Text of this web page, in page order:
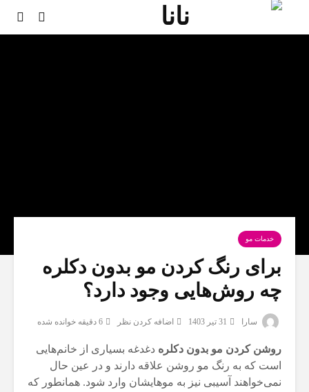
خدمات مو
برای رنگ کردن مو بدون دکلره
چه روش‌هایی وجود دارد؟
سارا 31 تیر 1403 اضافه کردن نظر 6 دقیقه خوانده شده
روشن کردن مو بدون دکلره دغدغه بسیاری از خانم‌هایی
است که به رنگ مو روشن علاقه دارند و در عین حال
نمی‌خواهند آسیبی نیز به موهایشان وارد شود. همانطور که